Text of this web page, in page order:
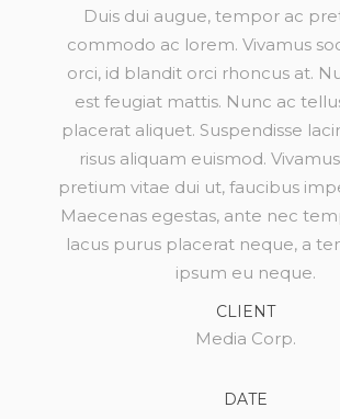
Duis dui augue, tempor ac
commodo ac lorem. Vivamus
orci, id blandit orci rhoncus at.
est feugiat mattis. Nunc ac
placerat aliquet. Suspendisse
risus aliquam euismod.
pretium vitae dui ut, faucibus
Maecenas egestas, ante nec
lacus purus placerat neque, a
ipsum eu neque.
CLIENT
Media Corp.
DATE